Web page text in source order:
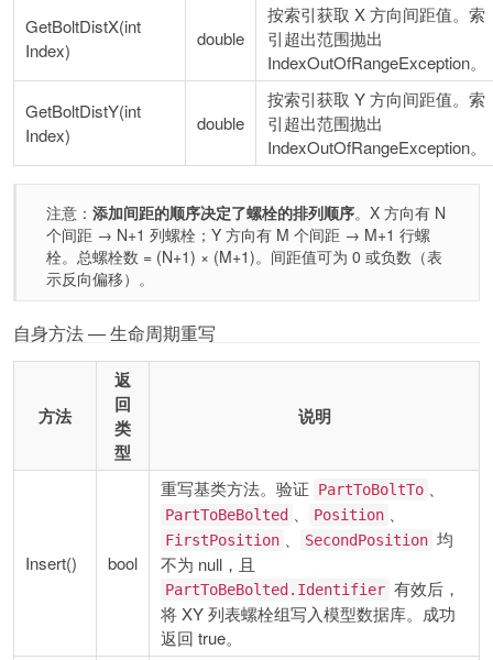
GetBoltDistX(int
Index)
double
按索引获取 X 方向间距值。索
引超出范围抛出
IndexOutOfRangeException。
GetBoltDistY(int
Index)
double
按索引获取 Y 方向间距值。索
引超出范围抛出
IndexOutOfRangeException。
注意： 添加间距的顺序决定了螺栓的排列顺序。X 方向有 N
个间距 → N+1 列螺栓；Y 方向有 M 个间距 → M+1 行螺
栓。总螺栓数 = (N+1) × (M+1)。间距值可为 0 或负数（表
示反向偏移）。
自身方法 — 生命周期重写
方法
返
回
类
型
说明
Insert() bool
重写基类方法。验证 PartToBoltTo
PartToBeBolted Position
FirstPosition SecondPosition 均
不为 null，且
PartToBeBolted.Identifier 有效后，
将 XY 列表螺栓组写入模型数据库。成功
返回 true。